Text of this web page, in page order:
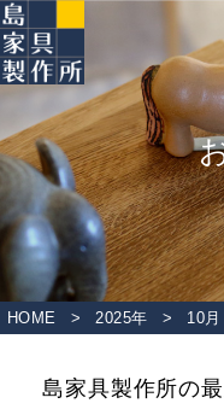
HOME > 2025年 > 10月
島家具製作所の